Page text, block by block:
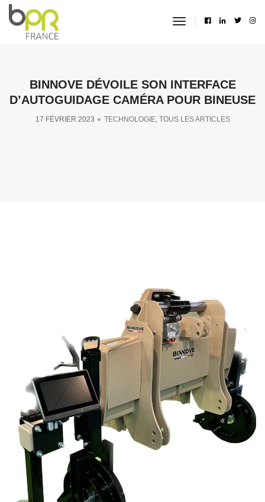
toggle
BINNOVE DÉVOILE SON INTERFACE
D’AUTOGUIDAGE CAMÉRA POUR BINEUSE
17 FÉVRIER 2023 TECHNOLOGIE, TOUS LES ARTICLES